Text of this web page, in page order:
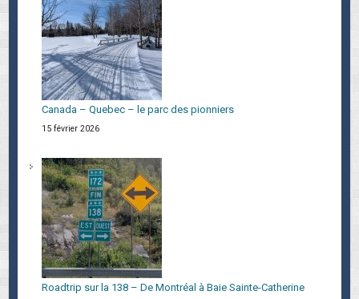
Canada – Quebec – le parc des pionniers
15 février 2026
Roadtrip sur la 138 – De Montréal à Baie Sainte-Catherine